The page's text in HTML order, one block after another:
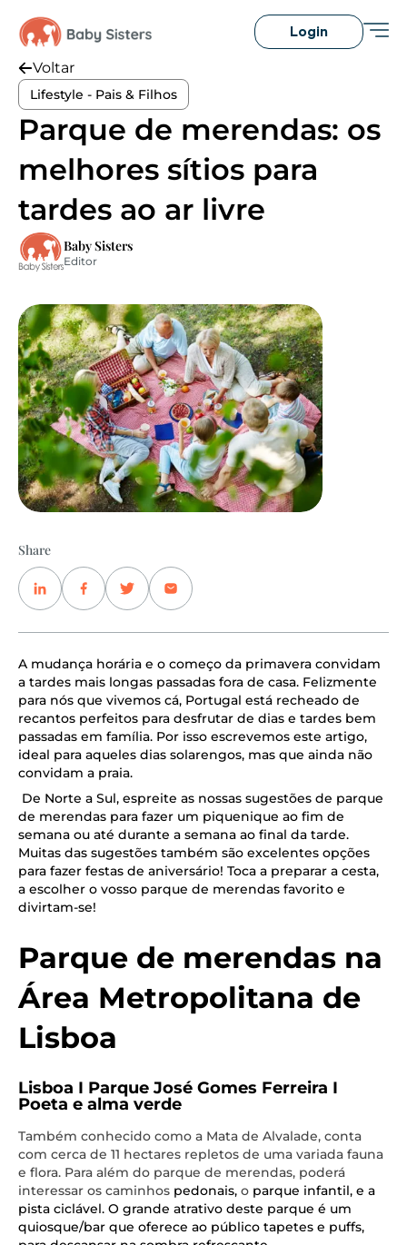
Login
Voltar
Lifestyle - Pais & Filhos
Parque de merendas: os
melhores sítios para
tardes ao ar livre
Baby Sisters
Editor
Share
A mudança horária e o começo da primavera convidam
a tardes mais longas passadas fora de casa. Felizmente
para nós que vivemos cá, Portugal está recheado de
recantos perfeitos para desfrutar de dias e tardes bem
passadas em família. Por isso escrevemos este artigo,
ideal para aqueles dias solarengos, mas que ainda não
convidam a praia.
De Norte a Sul, espreite as nossas sugestões de parque
de merendas para fazer um piquenique ao fim de
semana ou até durante a semana ao final da tarde.
Muitas das sugestões também são excelentes opções
para fazer festas de aniversário! Toca a preparar a cesta,
a escolher o vosso parque de merendas favorito e
divirtam-se!
Parque de merendas na
Área Metropolitana de
Lisboa
Lisboa I Parque José Gomes Ferreira I
Poeta e alma verde
Também conhecido como a Mata de Alvalade, conta
com cerca de 11 hectares repletos de uma variada fauna
e flora. Para além do parque de merendas, poderá
interessar os caminhos pedonais, o parque infantil, e a
pista ciclável. O grande atrativo deste parque é um
quiosque/bar que oferece ao público tapetes e puffs,